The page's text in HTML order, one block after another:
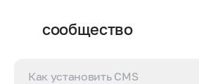
сообщество